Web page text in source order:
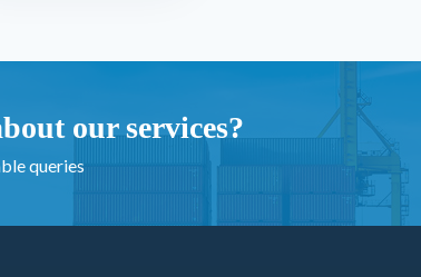
our services?
queries